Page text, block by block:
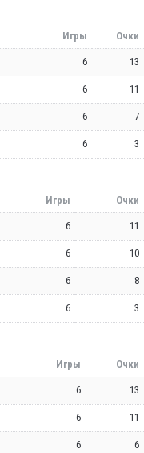
Игры Очки
6 13
6 11
6 7
6 3
Игры Очки
6 11
6 10
6 8
6 3
Игры Очки
6 13
6 11
6 6